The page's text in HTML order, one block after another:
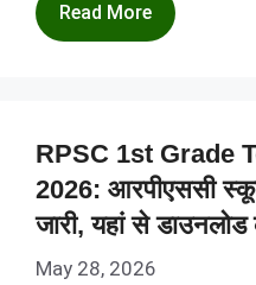
Read More
RPSC 1st Grade
2026: आरपीएससी
जारी, यहां से
May 28, 2026